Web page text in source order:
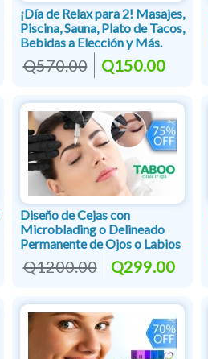
¡Día de Relax para 2! Masajes,
Piscina, Sauna, Plato de Tacos,
Bebidas a Elección y Más.
Q570.00 Q150.00
Diseño de Cejas con
Microblading o Delineado
Permanente de Ojos o Labios
Q1200.00 Q299.00